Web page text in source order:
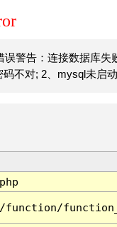
误警告：连接数据库失
不对; 2、mysql未启动
function/